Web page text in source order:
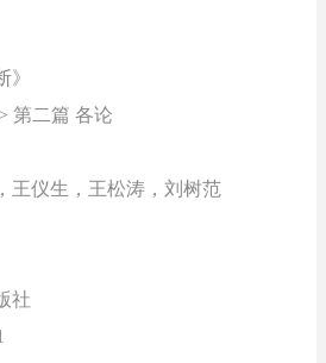
》
第二篇 各论
王仪生，王松涛，刘树范
社